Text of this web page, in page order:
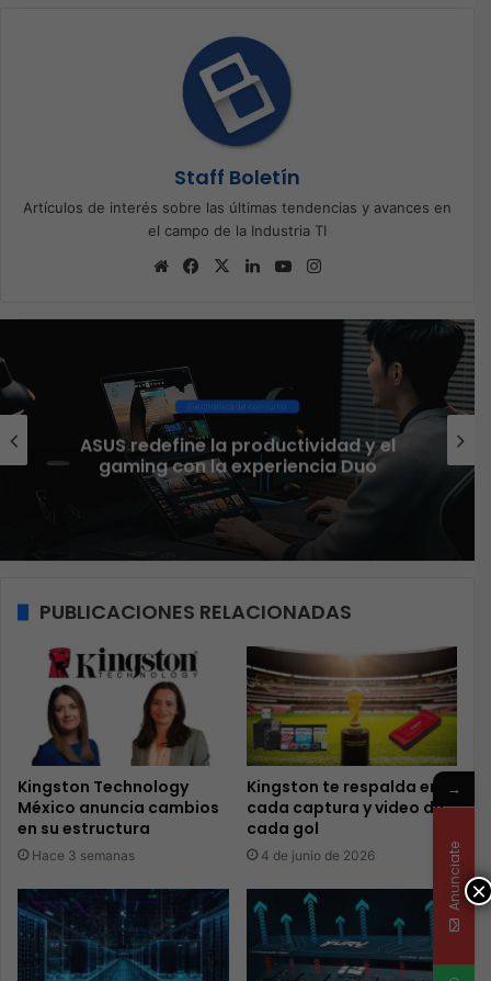
Staff Boletín
Artículos de interés sobre las últimas tendencias y avances en
el campo de la Industria TI
Sitio
Facebook
X LinkedInYouTube
Red Hat anuncia a Sinuhé Sánchez
como nuevo Chief Architect para el
norte de LATAM
PUBLICACIONES RELACIONADAS
Kingston Technology
México anuncia cambios
en su estructura
Hace 3 semanas
Kingston te respalda en
cada captura y video de
cada gol
4 de junio de 2026
×
→
Anunciate